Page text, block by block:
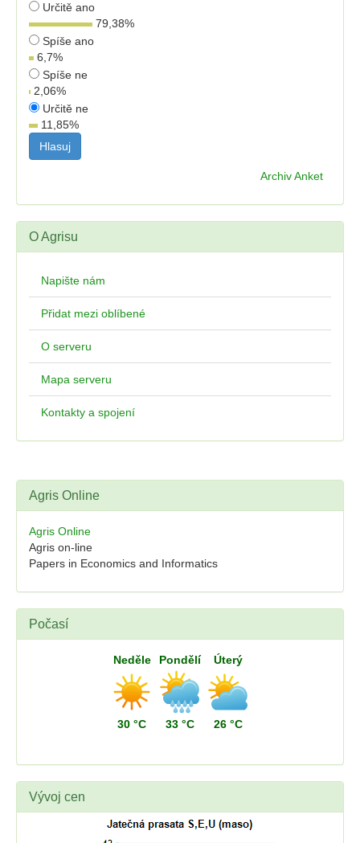
Určitě ano
79,38%
Spíše ano
6,7%
Spíše ne
2,06%
Určitě ne
11,85%
Archiv Anket
O Agrisu
Napište nám
Přidat mezi oblíbené
O serveru
Mapa serveru
Kontakty a spojení
Agris Online
Agris Online
Agris on-line
Papers in Economics and Informatics
Počasí
Neděle
30 °C
Pondělí
33 °C
Úterý
26 °C
Vývoj cen